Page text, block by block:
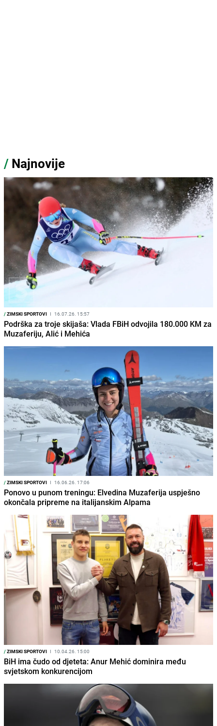
/ Najnovije
/ZIMSKI SPORTOVI I 16.07.26. 15:57
Podrška za troje skijaša: Vlada FBiH odvojila 180.000 KM za
Muzaferiju, Alić i Mehića
/ZIMSKI SPORTOVI I 16.06.26. 17:06
Ponovo u punom treningu: Elvedina Muzaferija uspješno
okončala pripreme na italijanskim Alpama
/ZIMSKI SPORTOVI I 10.04.26. 15:00
BiH ima čudo od djeteta: Anur Mehić dominira među
svjetskom konkurencijom